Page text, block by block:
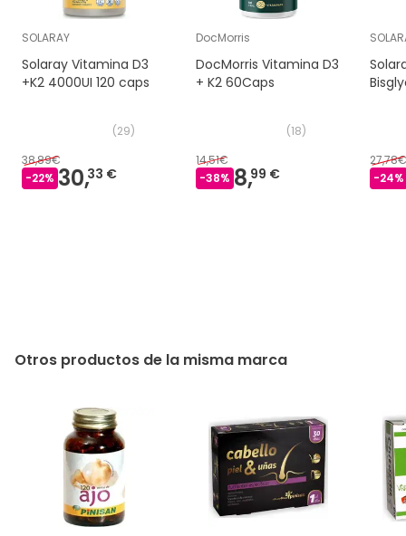
SOLARAY
Solaray Vitamina D3
+K2 4000UI 120 caps
(29)
38,89€
-22% 30,33 €
DocMorris
DocMorris Vitamina D3
+ K2 60Caps
(18)
14,51€
-38% 8,99 €
27,78€
-24%
Otros productos de la misma marca